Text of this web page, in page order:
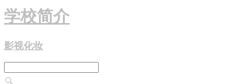
学校简介
影视化妆